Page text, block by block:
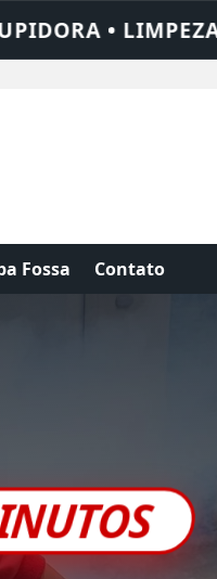
HORAS • CHAME
Fossa Contato